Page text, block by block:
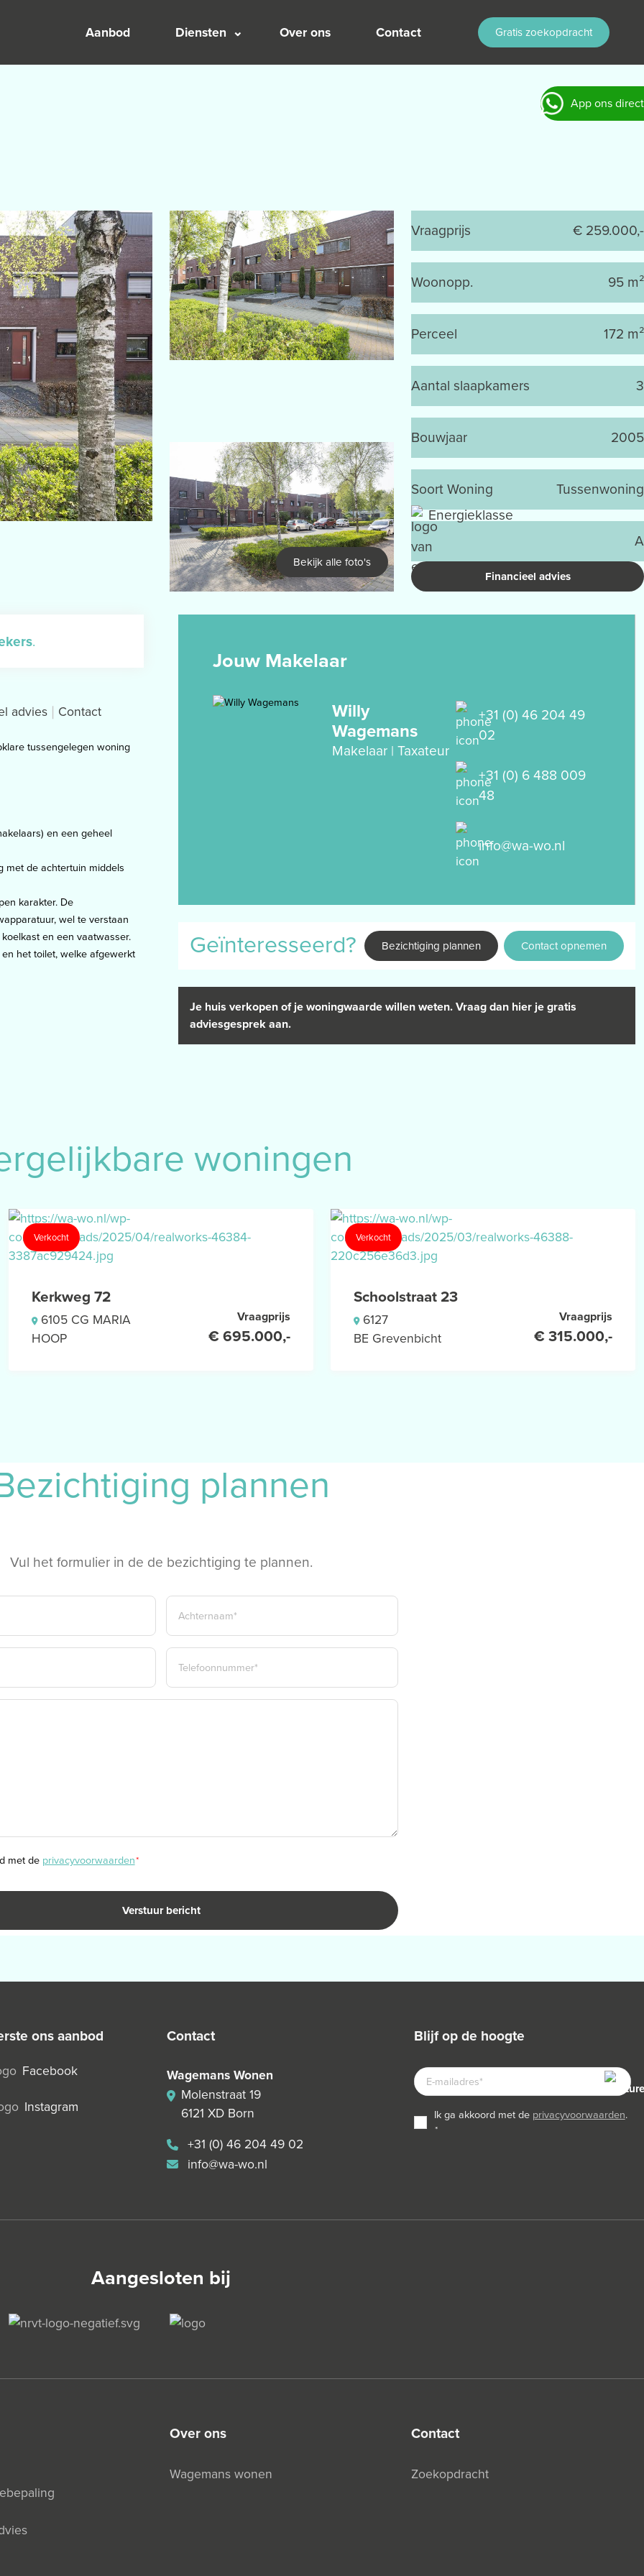
Aanbod Diensten Over ons Contact Gratis zoekopdracht
App ons direct
Bekijk alle foto's
Vraagprijs € 259.000,-
Woonopp. 95 m²
Perceel 172 m²
Aantal slaapkamers 3
Bouwjaar 2005
Soort Woning
Tussenwoning
Energieklasse
A
Financieel advies
.
advies Contact
tussengelegen woning
en een geheel
met de achtertuin middels
karakter. De
wel te verstaan
en een vaatwasser.
het toilet, welke afgewerkt
groot.
groot.
x breedte 5.40m) met
elektra en water. Deze
tot deze onroerende zaak
vervallen van de eventuele
verrichten, dan wel
staat en het gebruik van
Wonen geïnteresseerden
van de
niet volledig uit, door
Jouw Makelaar
Willy
Wagemans
Makelaar | Taxateur
+31 (0) 46 204 49
02
+31 (0) 6 488 009
48
info@wa-wo.nl
Geïnteresseerd? Bezichtiging plannen Contact opnemen
Je huis verkopen of je woningwaarde willen weten. Vraag dan hier je gratis
adviesgesprek aan.
woningen
Verkocht
Kerkweg 72
6105 CG MARIA
HOOP
Vraagprijs
€ 695.000,-
Verkocht
Schoolstraat 23
6127
BE Grevenbicht
Vraagprijs
€ 315.000,-
plannen
Vul het formulier in de de bezichtiging te plannen.
ACHTERNAAM*
TELEFOON
met de privacyvoorwaarden*
ons aanbod
Facebook
Instagram
contact
Wagemans Wonen
Molenstraat 19
6121 XD Born
+31 (0) 46 204 49 02
info@wa-wo.nl
blijf op de hoogte
E-
MAILADRES
TOESTEMMING
*
ik ga akkoord met de privacyvoorwaarden.
*
Aangesloten bij
over ons
Wagemans wonen
contact
Zoekopdracht